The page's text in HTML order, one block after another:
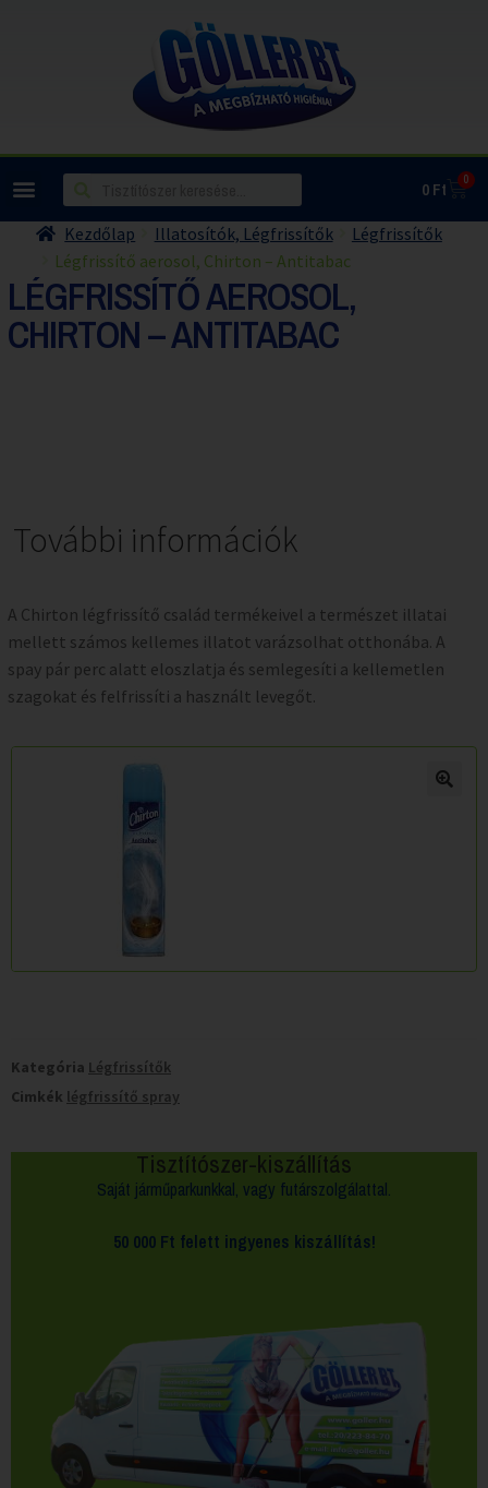
0Ft 0
Kezdőlap Illatosítók, Légfrissítők
Légfrissítők
Légfrissítő aerosol, Chirton – Antitabac
LÉGFRISSÍTŐ AEROSOL,
CHIRTON – ANTITABAC
További információk
A Chirton légfrissítő család termékeivel a természet illatai
mellett számos kellemes illatot varázsolhat otthonába. A
spay pár perc alatt eloszlatja és semlegesíti a kellemetlen
szagokat és felfrissíti a használt levegőt.
Kategória Légfrissítők
Cimkék légfrissítő spray
Tisztítószer-kiszállítás
Saját járműparkunkkal, vagy futárszolgálattal.
50 000 Ft felett ingyenes kiszállítás!